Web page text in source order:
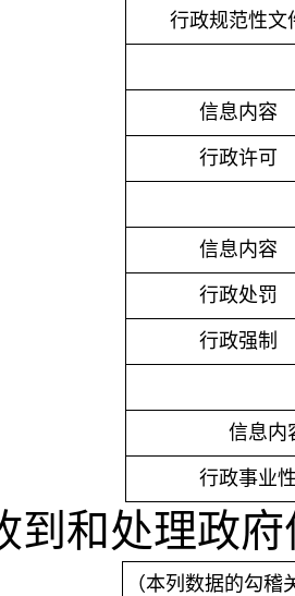
行政规范性文
信息内容
行政许可
信息内容
行政处罚
行政强制
信息内
行政事业
到和处理政
（本列数据的勾